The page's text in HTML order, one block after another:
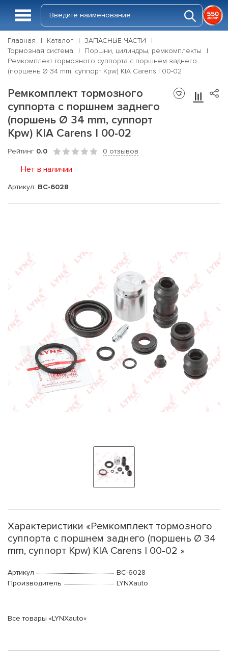
Главная Каталог
ЗАПАСНЫЕ ЧАСТИ
Тормозная система
Поршни, цилиндры, ремкомплекты
Ремкомплект тормозного суппорта с поршнем заднего
(поршень Ø 34 mm, суппорт Kpw) KIA Carens I 00-02
Ремкомплект тормозного
суппорта с поршнем заднего
(поршень Ø 34 mm, суппорт
Kpw) KIA Carens I 00-02
Рейтинг 0.0 0 отзывов
Нет в наличии
Артикул: BC-6028
Характеристики «Ремкомплект тормозного
суппорта с поршнем заднего (поршень Ø 34
mm, суппорт Kpw) KIA Carens I 00-02 »
Артикул
BC-6028
Производитель
LYNXauto
Все товары «LYNXauto»